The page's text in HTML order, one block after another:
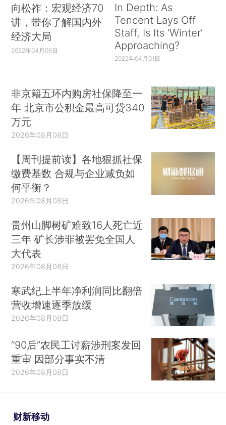
向松祚：宏观经济70
讲，带你了解国内外
经济大局
2022年04月06日
In Depth: As
Tencent Lays Off
Staff, Is Its ‘Winter’
Approaching?
2022年04月01日
非京籍五环内购房社保降至一
年 北京市公积金最高可贷340
万元
2026年08月08日
【周刊提前读】各地狠抓社保
缴费基数 合规与企业减负如
何平衡？
2026年08月08日
贵州山脚树矿难致16人死亡近
三年 矿长涉罪被罢免全国人
大代表
2026年08月08日
寒武纪上半年净利润同比翻倍
营收增速逐季放缓
2026年08月08日
“90后”农民工讨薪涉刑案发回
重审 因部分事实不清
2026年08月08日
财新移动